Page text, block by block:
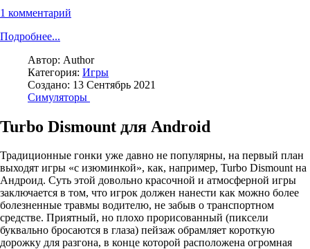
1 комментарий
Подробнее...
Автор: Author
Категория: Игры
Создано: 13 Сентябрь 2021
Симуляторы
Turbo Dismount для Android
Традиционные гонки уже давно не популярны, на первый план
выходят игры «с изюминкой», как, например, Turbo Dismount на
Андроид. Суть этой довольно красочной и атмосферной игры
заключается в том, что игрок должен нанести как можно более
болезненные травмы водителю, не забыв о транспортном
средстве. Приятный, но плохо прорисованный (пиксели
буквально бросаются в глаза) пейзаж обрамляет короткую
дорожку для разгона, в конце которой расположена огромная